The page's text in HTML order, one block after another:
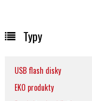
Typy
USB flash disky
EKO produkty